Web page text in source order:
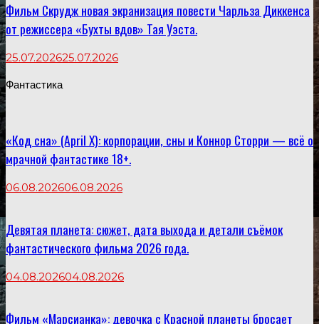
Фильм Скрудж новая экранизация повести Чарльза Диккенса
от режиссера «Бухты вдов» Тая Уэста.
25.07.202625.07.2026
Фантастика
«Код сна» (April X): корпорации, сны и Коннор Сторри — всё о
мрачной фантастике 18+.
06.08.202606.08.2026
Девятая планета: сюжет, дата выхода и детали съёмок
фантастического фильма 2026 года.
04.08.202604.08.2026
Фильм «Марсианка»: девочка с Красной планеты бросает